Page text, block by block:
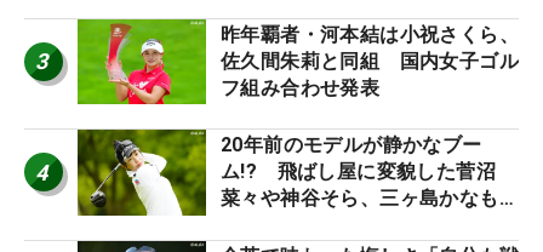
3
昨年覇者・河本結は小祝さくら、
佐久間朱莉と同組 国内女子ゴル
フ組み合わせ発表
4
20年前のモデルが静かなブー
ム!? 飛ばし屋に変貌した菅沼
菜々や神谷そら、三ヶ島かなも使